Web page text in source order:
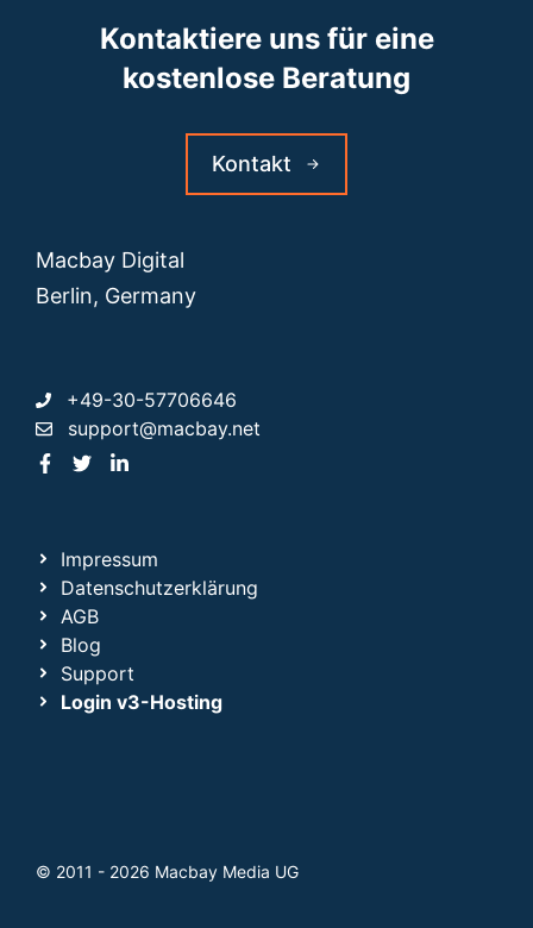
Kontaktiere uns für eine
kostenlose Beratung
Kontakt
Macbay Digital
Berlin, Germany
+49-30-57706646
support@macbay.net
Impressum
Datenschutzerklärung
AGB
Blog
Support
Login v3-Hosting
© 2011 - 2026 Macbay Media UG